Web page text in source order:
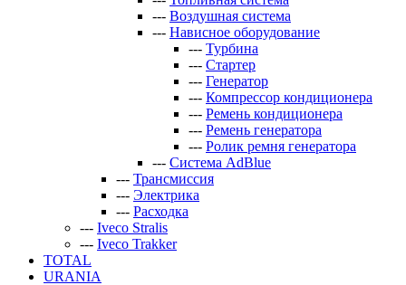
--- Воздушная система
--- Нависное оборудование
--- Турбина
--- Стартер
--- Генератор
--- Компрессор кондиционера
--- Ремень кондиционера
--- Ремень генератора
--- Ролик ремня генератора
--- Система AdBlue
--- Трансмиссия
--- Электрика
--- Расходка
--- Iveco Stralis
--- Iveco Trakker
TOTAL
URANIA